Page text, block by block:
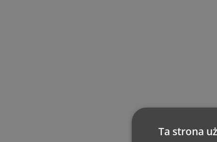
Ta strona